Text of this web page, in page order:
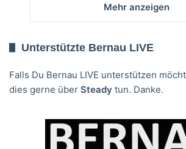
Mehr anzeigen
Unterstützte Bernau LIVE
Falls Du Bernau LIVE unterstützen
dies gerne über Steady tun. Danke.